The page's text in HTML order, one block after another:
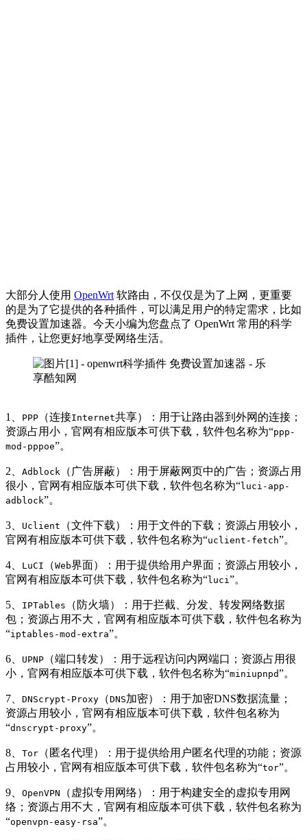
大部分人使用 OpenWrt 软路由，不仅仅是为了上网，更重要
的是为了它提供的各种插件，可以满足用户的特定需求，比如
免费设置加速器。今天小编为您盘点了 OpenWrt 常用的科学
插件，让您更好地享受网络生活。
1、 PPP （连接Internet共享）：用于让路由器到外网的连接；
资源占用小，官网有相应版本可供下载，软件包名称为“ppp-
mod-pppoe”。
2、 Adblock （广告屏蔽）：用于屏蔽网页中的广告；资源占用
很小，官网有相应版本可供下载，软件包名称为“luci-app-
adblock”。
3、 Uclient
（文件下载）：用于文件的下载；资源占用较小，
官网有相应版本可供下载，软件包名称为“uclient-fetch”。
4、 LuCI （Web界面）：用于提供给用户界面；资源占用较小，
官网有相应版本可供下载，软件包名称为“luci”。
5、 IPTables
（防火墙）：用于拦截、分发、转发网络数据
包；资源占用不大，官网有相应版本可供下载，软件包名称为
“iptables-mod-extra”。
6、 UPNP （端口转发）：用于远程访问内网端口；资源占用很
小，官网有相应版本可供下载，软件包名称为“miniupnpd”。
7、 DNScrypt-Proxy （DNS加密）：用于加密DNS数据流量；
资源占用较小，官网有相应版本可供下载，软件包名称为
“dnscrypt-proxy”。
8、 Tor （匿名代理）：用于提供给用户匿名代理的功能；资源
占用较小，官网有相应版本可供下载，软件包名称为“tor”。
9、 OpenVPN
（虚拟专用网络）：用于构建安全的虚拟专用网
络；资源占用不大，官网有相应版本可供下载，软件包名称为
“openvpn-easy-rsa”。